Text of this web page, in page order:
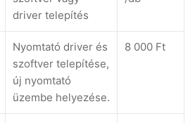
driver telepítés
Nyomtató driver és
szoftver telepítése,
új nyomtató
üzembe helyezése.
8 000 Ft